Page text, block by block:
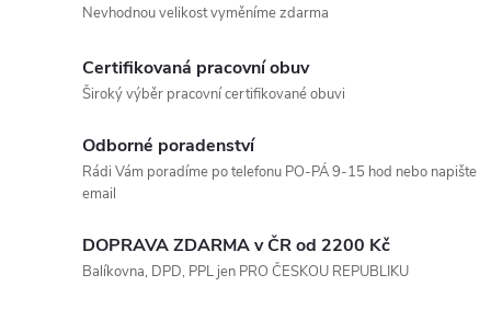
Nevhodnou velikost vyměníme zdarma
Certifikovaná pracovní obuv
Široký výběr pracovní certifikované obuvi
Odborné poradenství
Rádi Vám poradíme po telefonu PO-PÁ 9-15 hod nebo napište
email
DOPRAVA ZDARMA v ČR od 2200 Kč
Balíkovna, DPD, PPL jen PRO ČESKOU REPUBLIKU